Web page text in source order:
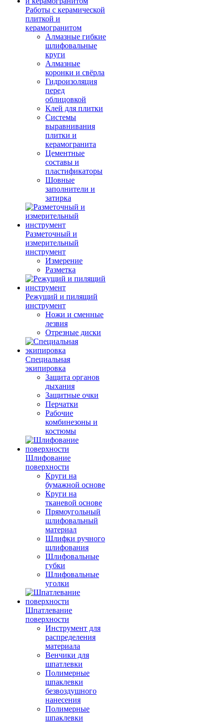
Работы с керамической
плиткой и
керамогранитом
Алмазные гибкие
шлифовальные
круги
Алмазные
коронки и свёрла
Гидроизоляция
перед
облицовкой
Клей для плитки
Системы
выравнивания
плитки и
керамогранита
Цементные
составы и
пластификаторы
Шовные
заполнители и
затирка
Разметочный и
измерительный
инструмент
Измерение
Разметка
Режущий и пилящий
инструмент
Ножи и сменные
лезвия
Отрезные диски
Специальная
экипировка
Защита органов
дыхания
Защитные очки
Перчатки
Рабочие
комбинезоны и
костюмы
Шлифование
поверхности
Круги на
бумажной основе
Круги на
тканевой основе
Прямоугольный
шлифовальный
материал
Шлифки ручного
шлифования
Шлифовальные
губки
Шлифовальные
уголки
Шпатлевание
поверхности
Инструмент для
распределения
материала
Венчики для
шпатлевки
Полимерные
шпаклевки
безвоздушного
нанесения
Полимерные
шпаклевки